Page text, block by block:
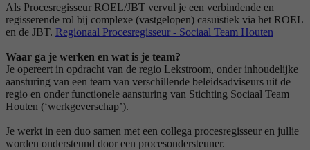
Als Procesregisseur ROEL/JBT vervul je een verbindende en
regisserende rol bij complexe (vastgelopen) casuïstiek via het ROEL
en de JBT. Regionaal Procesregisseur - Sociaal Team Houten
Waar ga je werken en wat is je team?
Je opereert in opdracht van de regio Lekstroom, onder inhoudelijke
aansturing van een team van verschillende beleidsadviseurs uit de
regio en onder functionele aansturing van Stichting Sociaal Team
Houten (‘werkgeverschap’).
Je werkt in een duo samen met een collega procesregisseur en jullie
worden ondersteund door een procesondersteuner.